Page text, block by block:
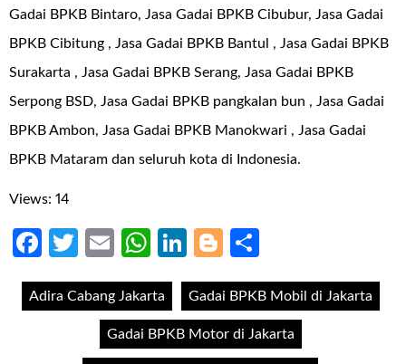
Gadai BPKB Bintaro, Jasa Gadai BPKB Cibubur, Jasa Gadai
BPKB Cibitung , Jasa Gadai BPKB Bantul , Jasa Gadai BPKB
Surakarta , Jasa Gadai BPKB Serang, Jasa Gadai BPKB
Serpong BSD, Jasa Gadai BPKB pangkalan bun , Jasa Gadai
BPKB Ambon, Jasa Gadai BPKB Manokwari , Jasa Gadai
BPKB Mataram dan seluruh kota di Indonesia.
Views: 14
Facebook
Twitter
EmailWhatsApp
LinkedIn
Blogger
Adira Cabang Jakarta Gadai BPKB Mobil di Jakarta
Gadai BPKB Motor di Jakarta